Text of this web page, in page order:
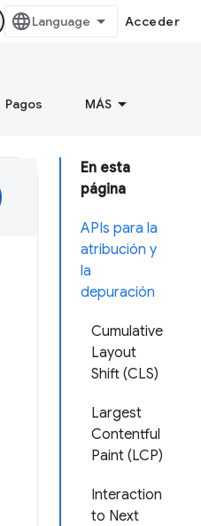
Acceder
Pagos MÁS
En esta
página
APIs para la
atribución y
la
depuración
Cumulative
Layout
Shift (CLS)
Largest
Contentful
Paint (LCP)
Interaction
to Next